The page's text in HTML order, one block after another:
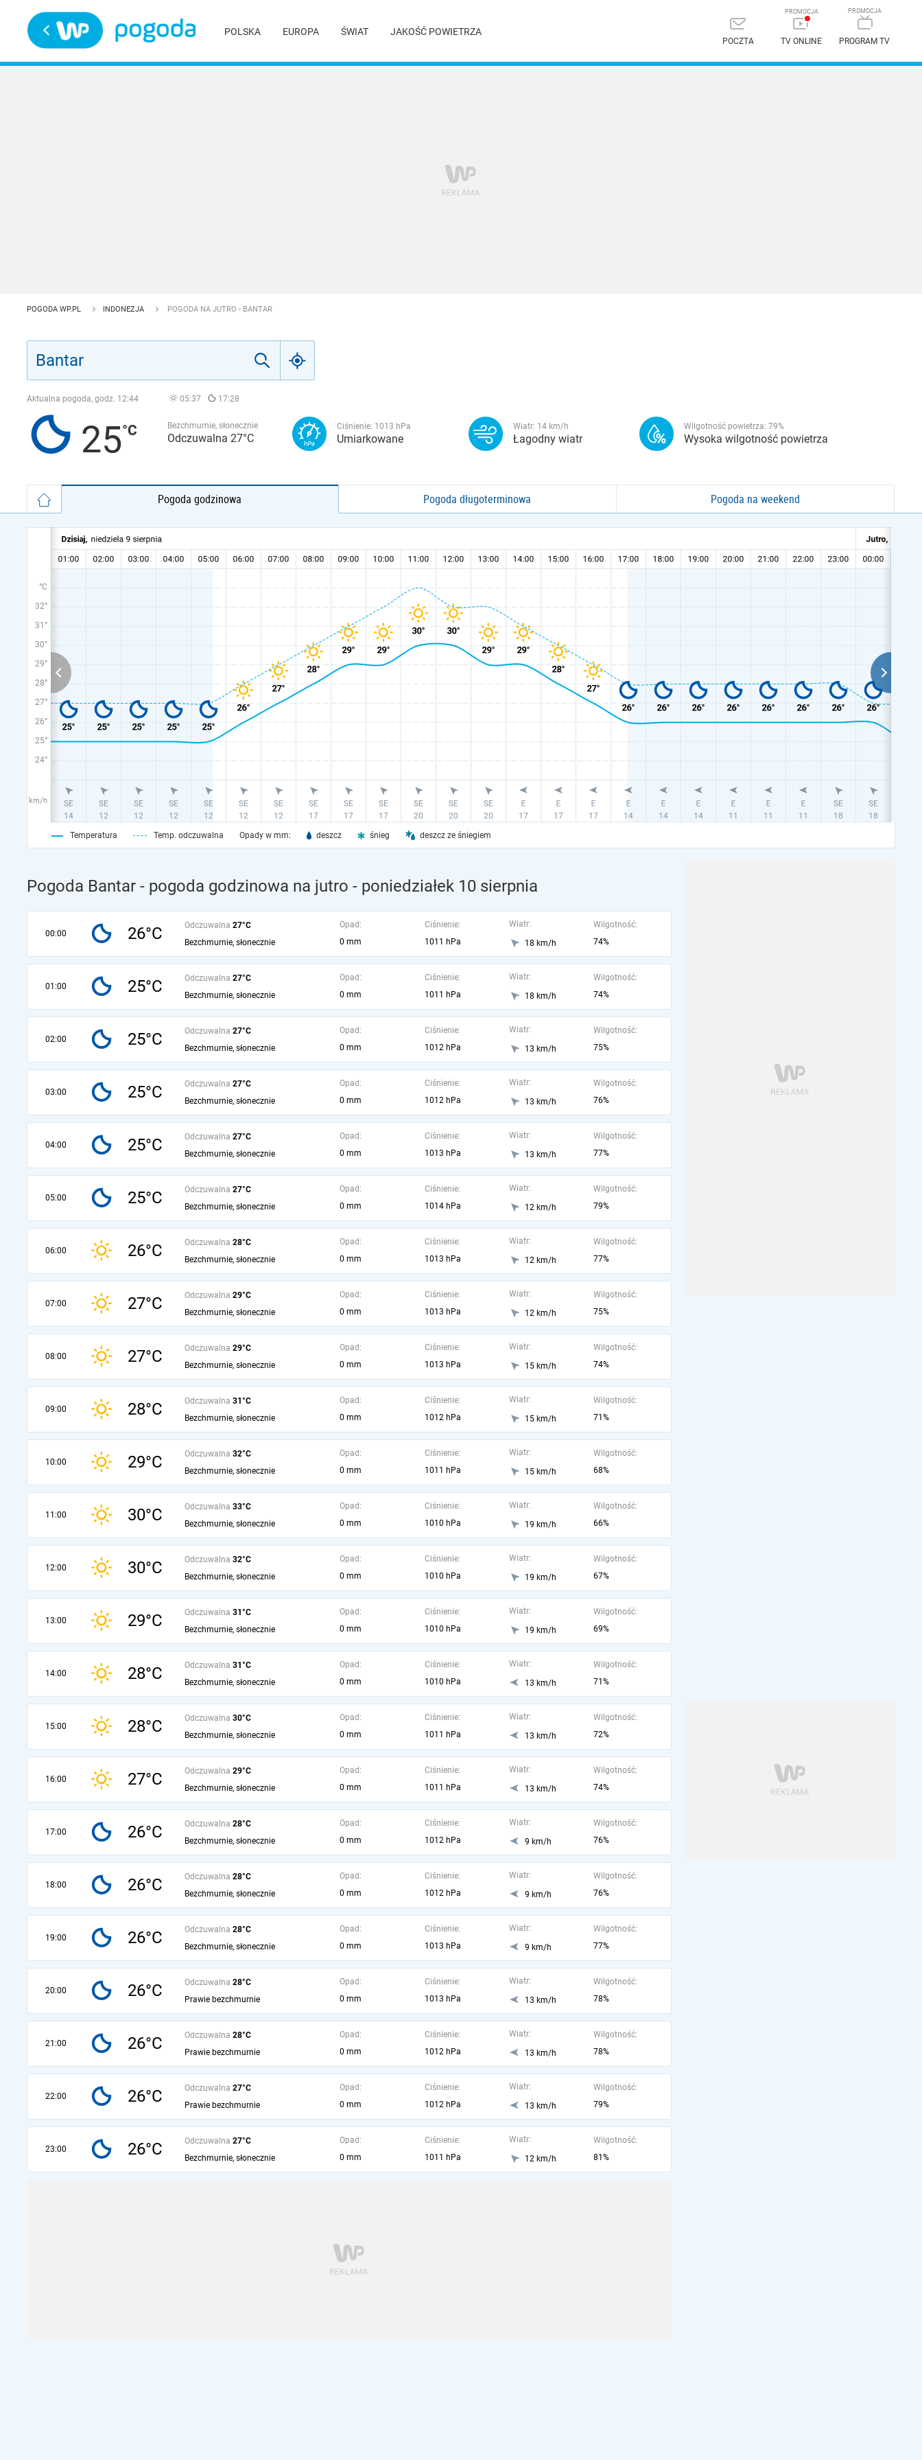
POLSKA EUROPA ŚWIAT JAKOŚĆ POWIETRZA
POCZTA TV ONLINE PROGRAM TV
POGODA WP.PL INDONEZJA POGODA NA JUTRO - BANTAR
Aktualna pogoda, godz. 12:44 05:37 17:28
25 Bezchmurnie, słonecznie
Odczuwalna 27°C
Ciśnienie: 1013 hPa
Umiarkowane
Wiatr: 14 km/h
Łagodny wiatr
Wilgotność powietrza: 79%
Wysoka wilgotność powietrza
Pogoda godzinowa Pogoda długoterminowa Pogoda na weekend
°C
32°
31°
30°
29°
28°
27°
26°
25°
24°
km/h
Temperatura Temp. odczuwalna Opady w mm: deszcz śnieg deszcz ze śniegiem
Pogoda Bantar - pogoda godzinowa na jutro - poniedziałek 10 sierpnia
00:00 26°C Odczuwalna 27°C
Bezchmurnie, słonecznie
Opad:
0 mm
Ciśnienie:
1011 hPa
Wiatr:
18 km/h
Wilgotność:
74%
01:00 25°C Odczuwalna 27°C
Bezchmurnie, słonecznie
Opad:
0 mm
Ciśnienie:
1011 hPa
Wiatr:
18 km/h
Wilgotność:
74%
02:00 25°C Odczuwalna 27°C
Bezchmurnie, słonecznie
Opad:
0 mm
Ciśnienie:
1012 hPa
Wiatr:
13 km/h
Wilgotność:
75%
03:00 25°C Odczuwalna 27°C
Bezchmurnie, słonecznie
Opad:
0 mm
Ciśnienie:
1012 hPa
Wiatr:
13 km/h
Wilgotność:
76%
04:00 25°C Odczuwalna 27°C
Bezchmurnie, słonecznie
Opad:
0 mm
Ciśnienie:
1013 hPa
Wiatr:
13 km/h
Wilgotność:
77%
05:00 25°C Odczuwalna 27°C
Bezchmurnie, słonecznie
Opad:
0 mm
Ciśnienie:
1014 hPa
Wiatr:
12 km/h
Wilgotność:
79%
06:00 26°C Odczuwalna 28°C
Bezchmurnie, słonecznie
Opad:
0 mm
Ciśnienie:
1013 hPa
Wiatr:
12 km/h
Wilgotność:
77%
07:00 27°C Odczuwalna 29°C
Bezchmurnie, słonecznie
Opad:
0 mm
Ciśnienie:
1013 hPa
Wiatr:
12 km/h
Wilgotność:
75%
08:00 27°C Odczuwalna 29°C
Bezchmurnie, słonecznie
Opad:
0 mm
Ciśnienie:
1013 hPa
Wiatr:
15 km/h
Wilgotność:
74%
09:00 28°C Odczuwalna 31°C
Bezchmurnie, słonecznie
Opad:
0 mm
Ciśnienie:
1012 hPa
Wiatr:
15 km/h
Wilgotność:
71%
10:00 29°C Odczuwalna 32°C
Bezchmurnie, słonecznie
Opad:
0 mm
Ciśnienie:
1011 hPa
Wiatr:
15 km/h
Wilgotność:
68%
11:00 30°C Odczuwalna 33°C
Bezchmurnie, słonecznie
Opad:
0 mm
Ciśnienie:
1010 hPa
Wiatr:
19 km/h
Wilgotność:
66%
12:00 30°C Odczuwalna 32°C
Bezchmurnie, słonecznie
Opad:
0 mm
Ciśnienie:
1010 hPa
Wiatr:
19 km/h
Wilgotność:
67%
13:00 29°C Odczuwalna 31°C
Bezchmurnie, słonecznie
Opad:
0 mm
Ciśnienie:
1010 hPa
Wiatr:
19 km/h
Wilgotność:
69%
14:00 28°C Odczuwalna 31°C
Bezchmurnie, słonecznie
Opad:
0 mm
Ciśnienie:
1010 hPa
Wiatr:
13 km/h
Wilgotność:
71%
15:00 28°C Odczuwalna 30°C
Bezchmurnie, słonecznie
Opad:
0 mm
Ciśnienie:
1011 hPa
Wiatr:
13 km/h
Wilgotność:
72%
16:00 27°C Odczuwalna 29°C
Bezchmurnie, słonecznie
Opad:
0 mm
Ciśnienie:
1011 hPa
Wiatr:
13 km/h
Wilgotność:
74%
17:00 26°C Odczuwalna 28°C
Bezchmurnie, słonecznie
Opad:
0 mm
Ciśnienie:
1012 hPa
Wiatr:
9 km/h
Wilgotność:
76%
18:00 26°C Odczuwalna 28°C
Bezchmurnie, słonecznie
Opad:
0 mm
Ciśnienie:
1012 hPa
Wiatr:
9 km/h
Wilgotność:
76%
19:00 26°C Odczuwalna 28°C
Bezchmurnie, słonecznie
Opad:
0 mm
Ciśnienie:
1013 hPa
Wiatr:
9 km/h
Wilgotność:
77%
20:00 26°C Odczuwalna 28°C
Prawie bezchmurnie
Opad:
0 mm
Ciśnienie:
1013 hPa
Wiatr:
13 km/h
Wilgotność:
78%
21:00 26°C Odczuwalna 28°C
Prawie bezchmurnie
Opad:
0 mm
Ciśnienie:
1012 hPa
Wiatr:
13 km/h
Wilgotność:
78%
22:00 26°C Odczuwalna 27°C
Prawie bezchmurnie
Opad:
0 mm
Ciśnienie:
1012 hPa
Wiatr:
13 km/h
Wilgotność:
79%
23:00 26°C Odczuwalna 27°C
Bezchmurnie, słonecznie
Opad:
0 mm
Ciśnienie:
1011 hPa
Wiatr:
12 km/h
Wilgotność:
81%